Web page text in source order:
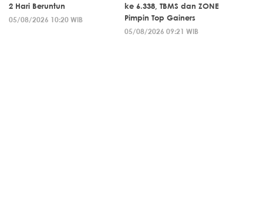
2 Hari Beruntun
05/08/2026 10:20 WIB
ke 6.338, TBMS dan ZONE
Pimpin Top Gainers
05/08/2026 09:21 WIB